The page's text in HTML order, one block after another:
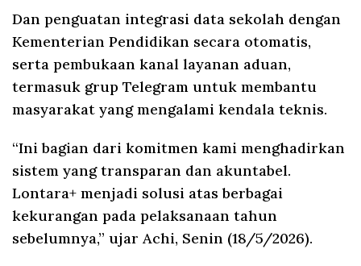
Dan penguatan integrasi data sekolah dengan
Kementerian Pendidikan secara otomatis,
serta pembukaan kanal layanan aduan,
termasuk grup Telegram untuk membantu
masyarakat yang mengalami kendala teknis.
“Ini bagian dari komitmen kami menghadirkan
sistem yang transparan dan akuntabel.
Lontara+ menjadi solusi atas berbagai
kekurangan pada pelaksanaan tahun
sebelumnya,” ujar Achi, Senin (18/5/2026).